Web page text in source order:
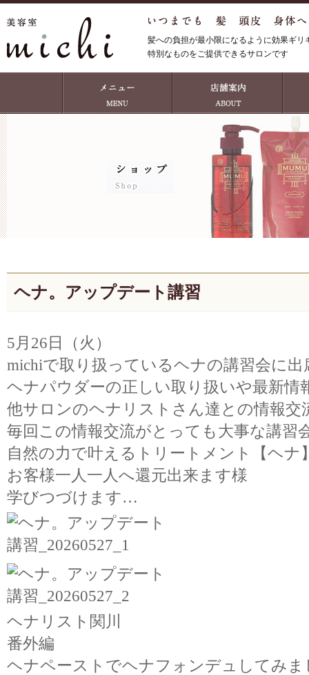
髪への負担が最小限になるように効果ギ
特別なものをご提供できるサロンです
ヘナ。アップデート講習
5月26日（火）
michiで取り扱っているヘナの講習会に
ヘナパウダーの正しい取り扱いや最新情
他サロンのヘナリストさん達との情報交
毎回この情報交流がとっても大事な講習
自然の力で叶えるトリートメント【ヘナ
お客様一人一人へ還元出来ます様
学びつづけます…
ヘナリスト関川
番外編
ヘナペーストでヘナフォンデュしてみま